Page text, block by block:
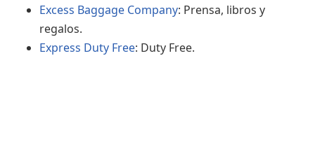
Excess Baggage Company: Prensa, libros y
regalos.
Express Duty Free: Duty Free.